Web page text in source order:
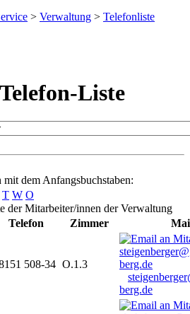
> Verwaltung > Telefonliste
Liste
dem Anfangsbuchstaben:
T W O
der Mitarbeiter/innen der Verwaltung
Telefon Zimmer
508-34 O.1.3
berg.de